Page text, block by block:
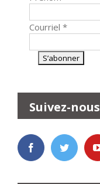
Courriel *
Suivez-nous